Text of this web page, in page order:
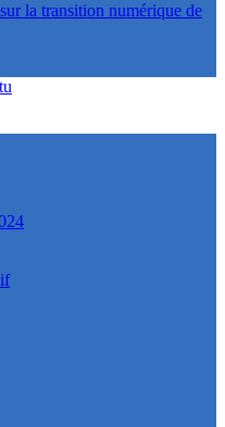
la transition numérique de